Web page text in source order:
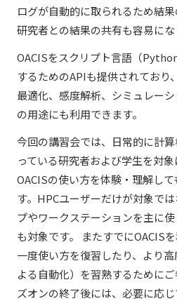
ログが自動的に取られるため結
研究者との結果の共有も容易にな
OACISをスクリプト言語（
するためのAPIも提供されており
最適化、感度解析、シミュレー
の用途にも利用できます。
今回の講習会では、日常的に計
っている研究者および学生を対
OACISの使い方を体験・理解し
す。HPCユーザーだけが対象で
プやワークステーションを主に
も対象です。 またすでにOACIS
一度使い方を復習したり、より
よる自動化）を習熟するために
ズオンの終了後には、必要に応